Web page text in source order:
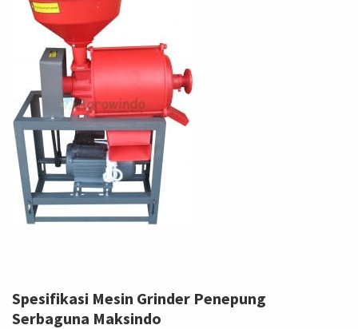
Spesifikasi Mesin Grinder Penepung
Serbaguna Maksindo